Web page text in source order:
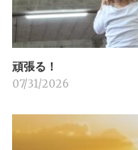
頑張る！
07/31/2026